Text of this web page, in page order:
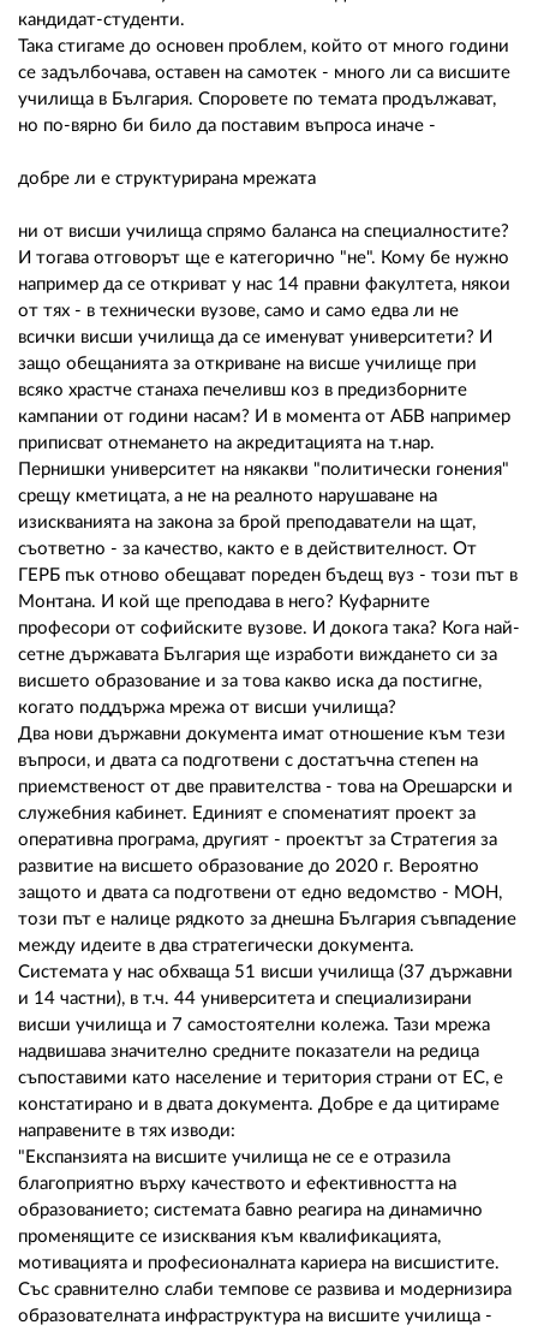
кандидат-студенти.
Така стигаме до основен проблем, който от много години
се задълбочава, оставен на самотек - много ли са висшите
училища в България. Споровете по темата продължават,
но по-вярно би било да поставим въпроса иначе -
добре ли е структурирана мрежата
ни от висши училища спрямо баланса на специалностите?
И тогава отговорът ще е категорично "не". Кому бе нужно
например да се откриват у нас 14 правни факултета, някои
от тях - в технически вузове, само и само едва ли не
всички висши училища да се именуват университети? И
защо обещанията за откриване на висше училище при
всяко храстче станаха печеливш коз в предизборните
кампании от години насам? И в момента от АБВ например
приписват отнемането на акредитацията на т.нар.
Пернишки университет на някакви "политически гонения"
срещу кметицата, а не на реалното нарушаване на
изискванията на закона за брой преподаватели на щат,
съответно - за качество, както е в действителност. От
ГЕРБ пък отново обещават пореден бъдещ вуз - този път в
Монтана. И кой ще преподава в него? Куфарните
професори от софийските вузове. И докога така? Кога най-
сетне държавата България ще изработи виждането си за
висшето образование и за това какво иска да постигне,
когато поддържа мрежа от висши училища?
Два нови държавни документа имат отношение към тези
въпроси, и двата са подготвени с достатъчна степен на
приемственост от две правителства - това на Орешарски и
служебния кабинет. Единият е споменатият проект за
оперативна програма, другият - проектът за Стратегия за
развитие на висшето образование до 2020 г. Вероятно
защото и двата са подготвени от едно ведомство - МОН,
този път е налице рядкото за днешна България съвпадение
между идеите в два стратегически документа.
Системата у нас обхваща 51 висши училища (37 държавни
и 14 частни), в т.ч. 44 университета и специализирани
висши училища и 7 самостоятелни колежа. Тази мрежа
надвишава значително средните показатели на редица
съпоставими като население и територия страни от ЕС, е
констатирано и в двата документа. Добре е да цитираме
направените в тях изводи:
"Експанзията на висшите училища не се е отразила
благоприятно върху качеството и ефективността на
образованието; системата бавно реагира на динамично
променящите се изисквания към квалификацията,
мотивацията и професионалната кариера на висшистите.
Със сравнително слаби темпове се развива и модернизира
образователната инфраструктура на висшите училища -